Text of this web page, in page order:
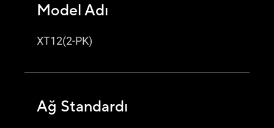
Model Adı
XT12(2-PK)
Ağ Standardı